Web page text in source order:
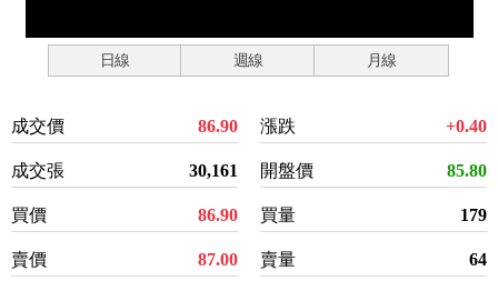
日線 週線 月線
成交價 86.90
成交張 30,161
買價 86.90
賣價 87.00
漲跌 +0.40
開盤價 85.80
買量 179
賣量 64